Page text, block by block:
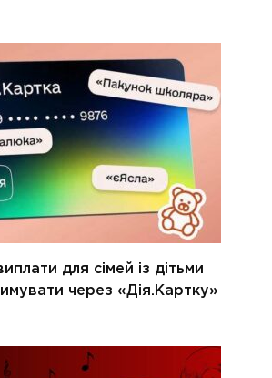
для сімей із дітьми
через «Дія.Картку»